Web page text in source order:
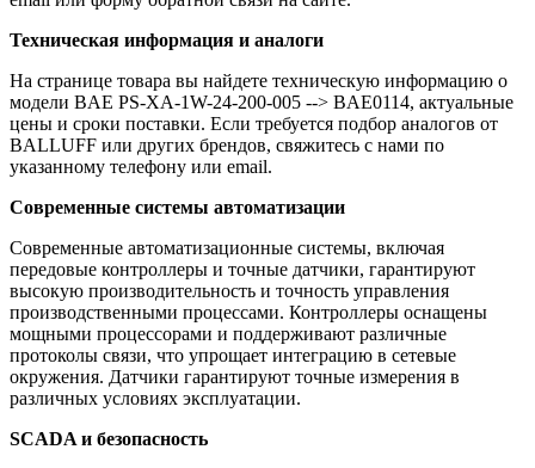
Техническая информация и аналоги
На странице товара вы найдете техническую информацию о
модели BAE PS-XA-1W-24-200-005 --> BAE0114, актуальные
цены и сроки поставки. Если требуется подбор аналогов от
BALLUFF или других брендов, свяжитесь с нами по
указанному телефону или email.
Современные системы автоматизации
Современные автоматизационные системы, включая
передовые контроллеры и точные датчики, гарантируют
высокую производительность и точность управления
производственными процессами. Контроллеры оснащены
мощными процессорами и поддерживают различные
протоколы связи, что упрощает интеграцию в сетевые
окружения. Датчики гарантируют точные измерения в
различных условиях эксплуатации.
SCADA и безопасность